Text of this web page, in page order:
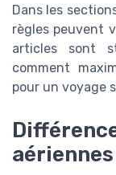
Dans les
règles peuvent
articles sont
comment
pour un voyage
aériennes